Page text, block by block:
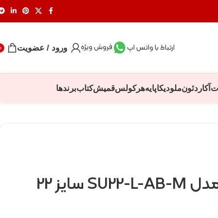
ارتباط با واتس اپ فروش ویژه ورود / عضویت
آکاردئونملودیکاپایههرکولسقمیشکتاببرندها
سوردو مینل مدل SU22-L-AB-M سایز 22